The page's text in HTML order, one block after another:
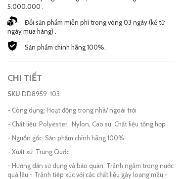
5.000.000 .
Đổi sản phẩm miễn phí trong vòng 03 ngày (kế từ
ngày mua hàng) .
Sản phẩm chính hãng 100%.
CHI TIẾT
SKU DD8959-103
- Công dụng: Hoạt động trong nhà/ ngoài trời
- Chất liệu: Polyester, Nylon, Cao su, Chất liệu tổng hợp
- Nguồn gốc: Sản phẩm chính hãng 100%
- Xuất xứ: Trung Quốc
- Hướng dẫn sử dụng và bảo quản: Tránh ngâm trong nước
quá lâu - Tránh tiếp xúc với các chất liệu gây loang màu -